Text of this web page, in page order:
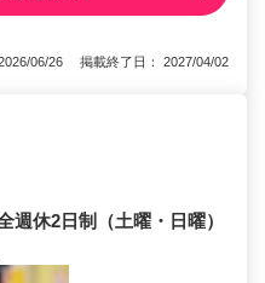
06/26 掲載終了日： 2027/04/02
休2日制（土曜・日曜）